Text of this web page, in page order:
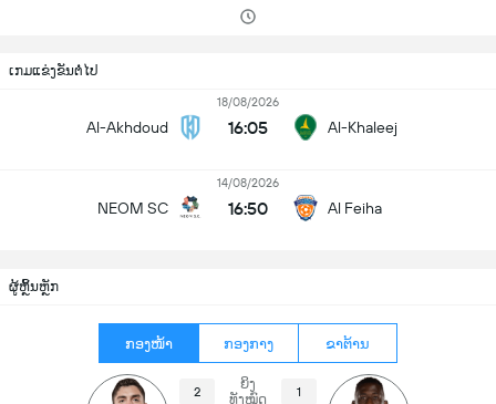
ເກມແຂ່ງຂັນຕໍ່ໄປ
Al-Akhdoud
18/08/2026
16:05 Al-Khaleej
NEOM SC
14/08/2026
16:50 Al Feiha
ຜູ້ຫຼິ້ນຫຼັກ
ກອງໜ້າ ກອງກາງ ຂາຕ້ານ
2
ຍິງ
ທັງໝົດ
1